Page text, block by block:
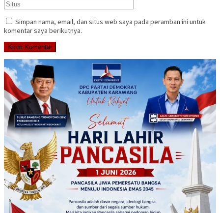
Simpan nama, email, dan situs web saya pada peramban ini untuk
komentar saya berikutnya.